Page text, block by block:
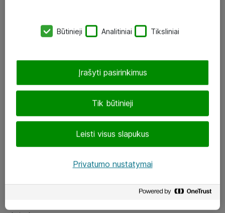
eShop@atea.lt
LinkedIn
Būtinieji Analitiniai Tiksliniai
Tik būtinieji
Leisti visus slapukus
Įrašyti pasirinkimus
Privatumo nustatymai